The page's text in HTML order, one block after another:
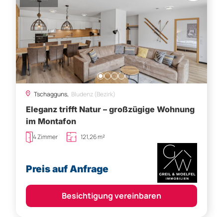
Tschagguns, Bludenz (Bezirk)
Eleganz trifft Natur – großzügige Wohnung
im Montafon
4 Zimmer 121,26 m²
Preis auf Anfrage
Besichtigung vereinbaren